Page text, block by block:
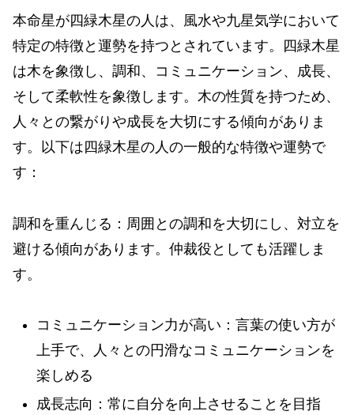
本命星が四緑木星の人は、風水や九星気学において
特定の特徴と運勢を持つとされています。四緑木星
は木を象徴し、調和、コミュニケーション、成長、
そして柔軟性を象徴します。木の性質を持つため、
人々との繋がりや成長を大切にする傾向がありま
す。以下は四緑木星の人の一般的な特徴や運勢で
す：
調和を重んじる：周囲との調和を大切にし、対立を
避ける傾向があります。仲裁役としても活躍しま
す。
コミュニケーション力が高い：言葉の使い方が
上手で、人々との円滑なコミュニケーションを
楽しめる
成長志向：常に自分を向上させることを目指